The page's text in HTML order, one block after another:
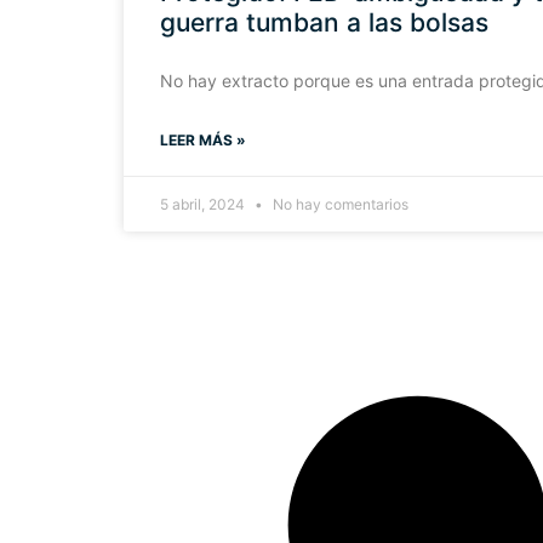
guerra tumban a las bolsas
No hay extracto porque es una entrada
LEER MÁS »
5 abril, 2024 No hay comentarios